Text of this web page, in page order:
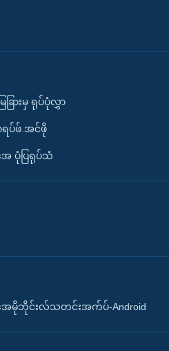
ခြားမှ ရုပ်ပုံလွှာ
ပ်ဖ်.အင်ဖို
ပုံပြရုပ်သံ
မိုဘိုင်းလ်သတင်းအက်ပ်-Android